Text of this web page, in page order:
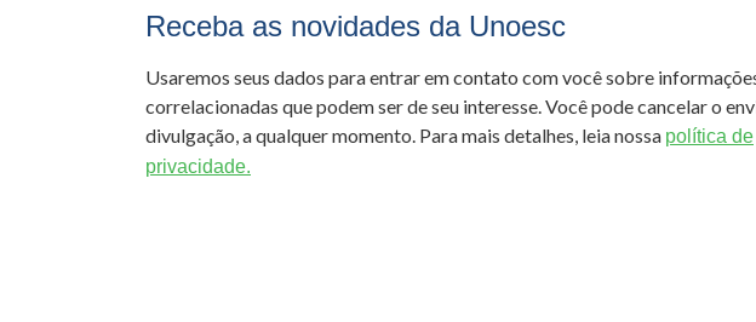
Receba as novidades da Unoesc
Usaremos seus dados para entrar em contato com você sobre
correlacionadas que podem ser de seu interesse. Você pode cancelar o
divulgação, a qualquer momento. Para mais detalhes, leia nossa política de
privacidade.